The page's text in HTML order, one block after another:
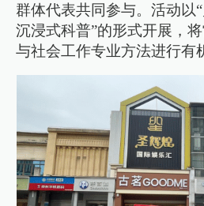
群体代表共同参与。活动以
沉浸式科普”的形式开展，
与社会工作专业方法进行有